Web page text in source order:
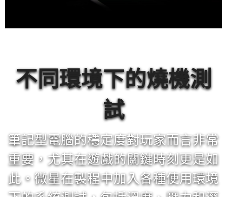
不同環境下的燒機測
試
筆記型電腦的穩定度對玩家而言非常
重要，尤其在遊戲的關鍵時刻更是如
此。微星在製程中加入各種使用環境